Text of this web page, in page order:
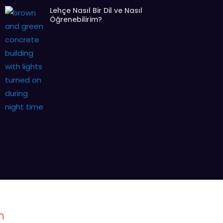
Lehçe Nasıl Bir Dil ve Nasıl
Öğrenebilirim?